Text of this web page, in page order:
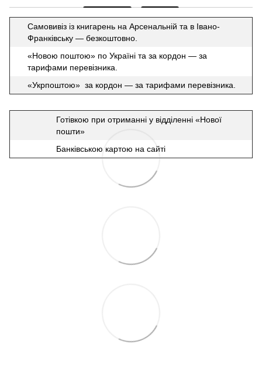
Самовивіз із книгарень на Арсенальній та в Івано-
Франківську — безкоштовно.
«Новою поштою» по Україні та за кордон — за
тарифами перевізника.
«Укрпоштою» за кордон — за тарифами перевізника.
Готівкою при отриманні у відділенні «Нової
пошти»
Банківською картою на сайті